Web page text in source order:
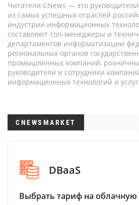
Читатели CNews — это
из самых успешных отраслей
индустрии информационных
составляют топ-менеджеры и
департаментов информатизации
региональных органов
промышленных компаний,
руководители и сотрудники
информационных технологий и
CNEWSMARKET
DBaaS
Выбрать тариф на облачную